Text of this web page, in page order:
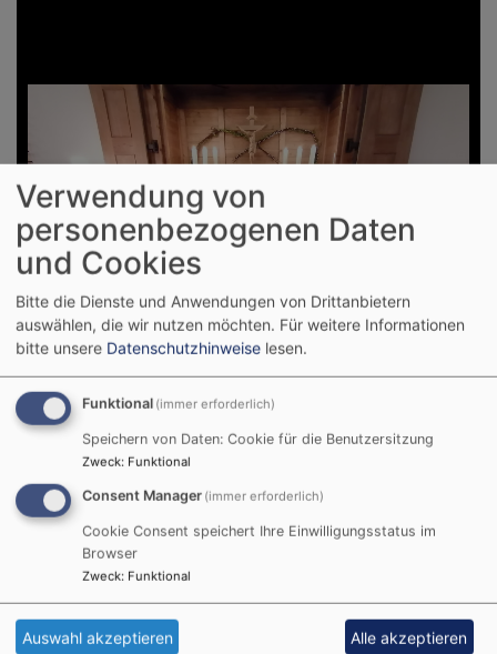
1/8
Verwendung von
personenbezogenen Daten
und Cookies
Bitte die Dienste und Anwendungen von Drittanbietern
auswählen, die wir nutzen möchten. Für weitere Informationen
bitte unsere Datenschutzhinweise lesen.
Funktional (immer erforderlich)
Speichern von Daten: Cookie für die Benutzersitzung
Zweck: Funktional
Consent Manager (immer erforderlich)
Cookie Consent speichert Ihre Einwilligungsstatus im
Browser
Zweck: Funktional
Auswahl akzeptieren Alle akzeptieren